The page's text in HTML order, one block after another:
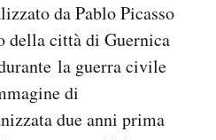
da Pablo Picasso
della città di Guernica
la guerra civile
di
due anni prima